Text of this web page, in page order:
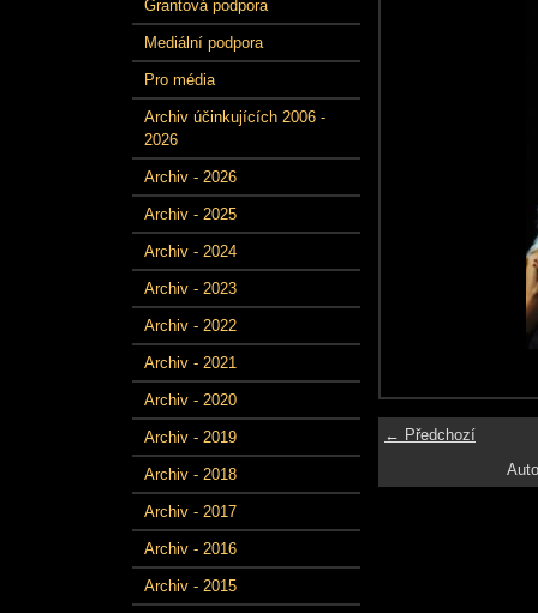
Grantová podpora
Mediální podpora
Pro média
Archiv účinkujících 2006 -
2026
Archiv - 2026
Archiv - 2025
Archiv - 2024
Archiv - 2023
Archiv - 2022
Archiv - 2021
Archiv - 2020
Archiv - 2019
Archiv - 2018
Archiv - 2017
Archiv - 2016
Archiv - 2015
← Předchozí